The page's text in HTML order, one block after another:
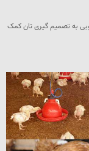
به تصمیم گیری تان کمک